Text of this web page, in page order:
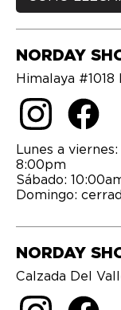
NORDAY
Himalaya #1018
Lunes a
8:00pm
Sábado:
Domingo:
NORDAY
Calzada Del